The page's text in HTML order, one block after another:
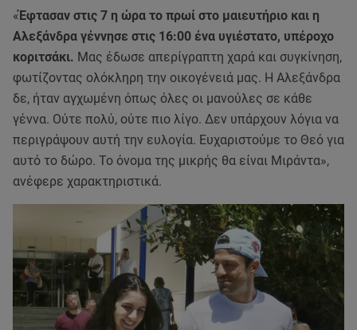
«Έφτασαν στις 7 η ώρα το πρωί στο μαιευτήριο και η
Αλεξάνδρα γέννησε στις 16:00 ένα υγιέστατο, υπέροχο
κοριτσάκι. Μας έδωσε απερίγραπτη χαρά και συγκίνηση,
φωτίζοντας ολόκληρη την οικογένειά μας. Η Αλεξάνδρα
δε, ήταν αγχωμένη όπως όλες οι μανούλες σε κάθε
γέννα. Ούτε πολύ, ούτε πιο λίγο. Δεν υπάρχουν λόγια να
περιγράψουν αυτή την ευλογία. Ευχαριστούμε το Θεό για
αυτό το δώρο. Το όνομα της μικρής θα είναι Μιράντα»,
ανέφερε χαρακτηριστικά.